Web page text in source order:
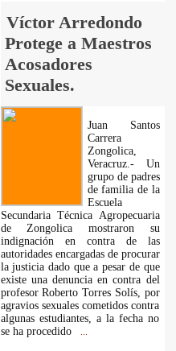
Víctor Arredondo
Protege a Maestros
Acosadores
Sexuales.
Juan Santos
Carrera
Zongolica,
Veracruz.- Un
grupo de padres
de familia de la
Escuela
Secundaria Técnica Agropecuaria
de Zongolica mostraron su
indignación en contra de las
autoridades encargadas de procurar
la justicia dado que a pesar de que
existe una denuncia en contra del
profesor Roberto Torres Solís, por
agravios sexuales cometidos contra
algunas estudiantes, a la fecha no
se ha procedido